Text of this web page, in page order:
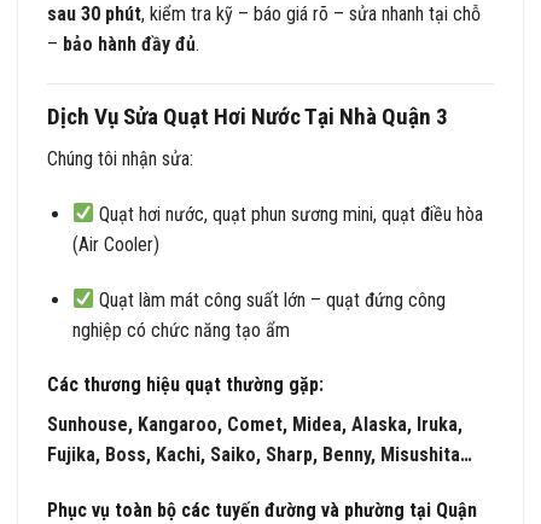
sau 30 phút, kiểm tra kỹ – báo giá rõ – sửa nhanh tại chỗ
– bảo hành đầy đủ.
Dịch Vụ Sửa Quạt Hơi Nước Tại Nhà Quận 3
Chúng tôi nhận sửa:
Quạt hơi nước, quạt phun sương mini, quạt điều hòa
(Air Cooler)
Quạt làm mát công suất lớn – quạt đứng công
nghiệp có chức năng tạo ẩm
Các thương hiệu quạt thường gặp:
Sunhouse, Kangaroo, Comet, Midea, Alaska, Iruka,
Fujika, Boss, Kachi, Saiko, Sharp, Benny, Misushita…
Phục vụ toàn bộ các tuyến đường và phường tại Quận